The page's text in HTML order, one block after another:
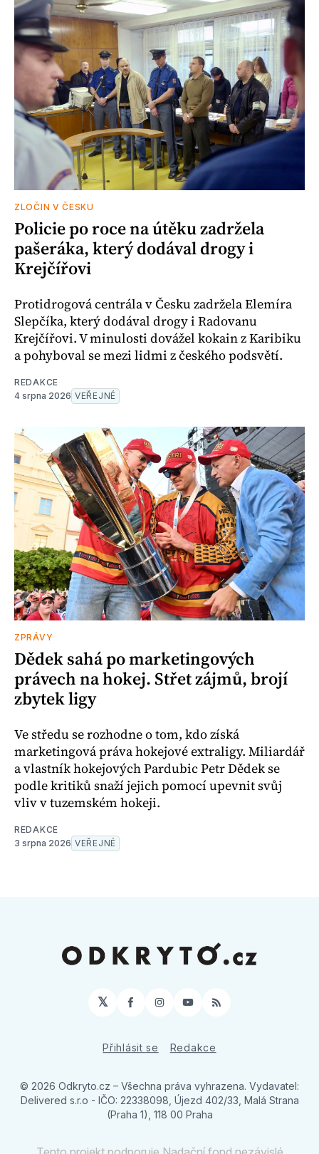
ZLOČIN V ČESKU
Policie po roce na útěku zadržela
pašeráka, který dodával drogy i
Krejčířovi
Protidrogová centrála v Česku zadržela Elemíra
Slepčíka, který dodával drogy i Radovanu
Krejčířovi. V minulosti dovážel kokain z Karibiku
a pohyboval se mezi lidmi z českého podsvětí.
REDAKCE
4 srpna 2026 VEŘEJNÉ
ZPRÁVY
Dědek sahá po marketingových
právech na hokej. Střet zájmů, brojí
zbytek ligy
Ve středu se rozhodne o tom, kdo získá
marketingová práva hokejové extraligy. Miliardář
a vlastník hokejových Pardubic Petr Dědek se
podle kritiků snaží jejich pomocí upevnit svůj
vliv v tuzemském hokeji.
REDAKCE
3 srpna 2026 VEŘEJNÉ
𝕏 Facebook
Instagram
YouTube
RSS
Přihlásit se Redakce
© 2026 Odkryto.cz – Všechna práva vyhrazena. Vydavatel:
Delivered s.r.o - IČO: 22338098, Újezd 402/33, Malá Strana
(Praha 1), 118 00 Praha